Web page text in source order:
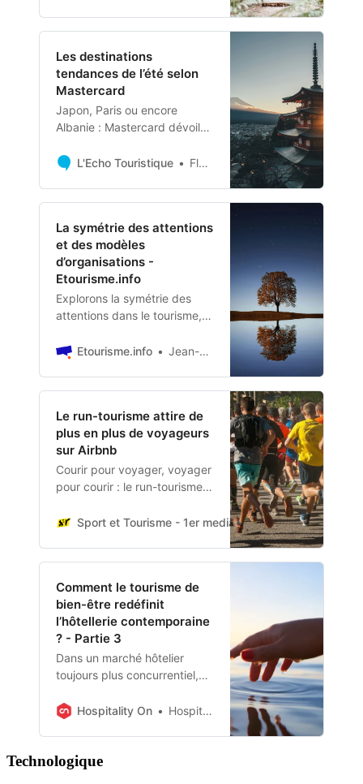
Les destinations
tendances de l’été selon
Mastercard
Japon, Paris ou encore
Albanie : Mastercard dévoile
prisées de l’été dans son
L'Echo Touristique Florian De Paola
La symétrie des attentions
et des modèles
d’organisations -
Etourisme.info
Explorons la symétrie des
attentions dans le tourisme,
d’attentions aux clients
Etourisme.info Jean-Baptiste Soubaigné
Le run-tourisme attire de
plus en plus de voyageurs
sur Airbnb
Courir pour voyager, voyager
pour courir : le run-tourisme
d’aventure et de grand air.
Sport et Tourisme - 1er media du tourisme sportif
Comment le tourisme de
bien-être redéfinit
l’hôtellerie contemporaine
? - Partie 3
Dans un marché hôtelier
toujours plus concurrentiel,
impératif stratégique. L’un
l’attention de clients
Hospitality On Hospitality On
Technologique